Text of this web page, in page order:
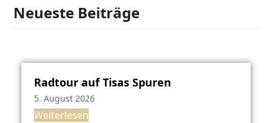
Neueste Beiträge
Radtour auf Tisas Spuren
5. August 2026
Weiterlesen